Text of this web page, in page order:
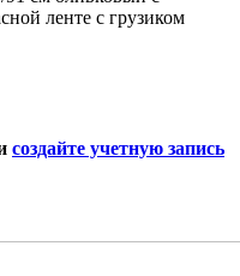
ленте с грузиком
создайте учетную запись